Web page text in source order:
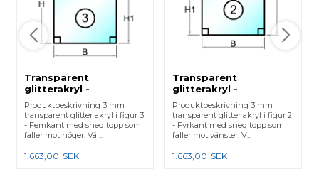
Transparent
glitterakryl -
Laserskuren - Figur 3
Produktbeskrivning 3 mm
transparent glitter akryl i figur 3
- Femkant med sned topp som
faller mot höger. Väl...
1.663,00 SEK
Transparent
glitterakryl -
Laserskuren - Figur 2
Produktbeskrivning 3 mm
transparent glitter akryl i figur 2
- Fyrkant med sned topp som
faller mot vänster. V...
1.663,00 SEK